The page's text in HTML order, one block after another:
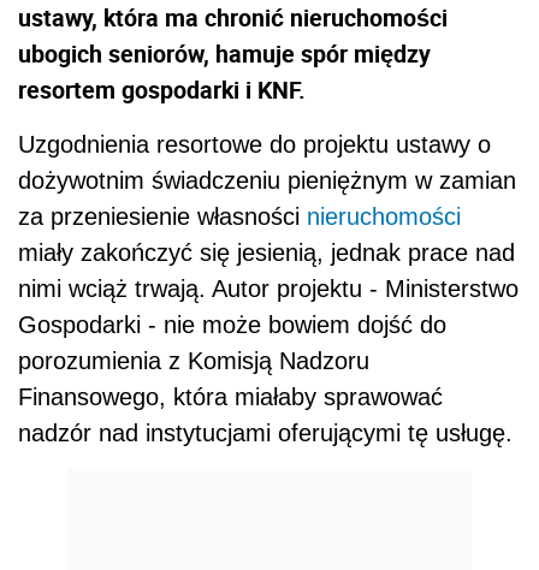
ustawy, która ma chronić nieruchomości
ubogich seniorów, hamuje spór między
resortem gospodarki i KNF.
Uzgodnienia resortowe do projektu ustawy o
dożywotnim świadczeniu pieniężnym w zamian
za przeniesienie własności nieruchomości
miały zakończyć się jesienią, jednak prace nad
nimi wciąż trwają. Autor projektu - Ministerstwo
Gospodarki - nie może bowiem dojść do
porozumienia z Komisją Nadzoru
Finansowego, która miałaby sprawować
nadzór nad instytucjami oferującymi tę usługę.